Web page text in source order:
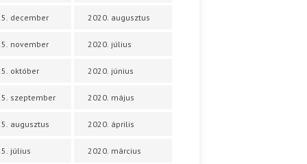
december
november
október
szeptember
augusztus
július
2020. augusztus
2020. július
2020. június
2020. május
2020. április
2020. március